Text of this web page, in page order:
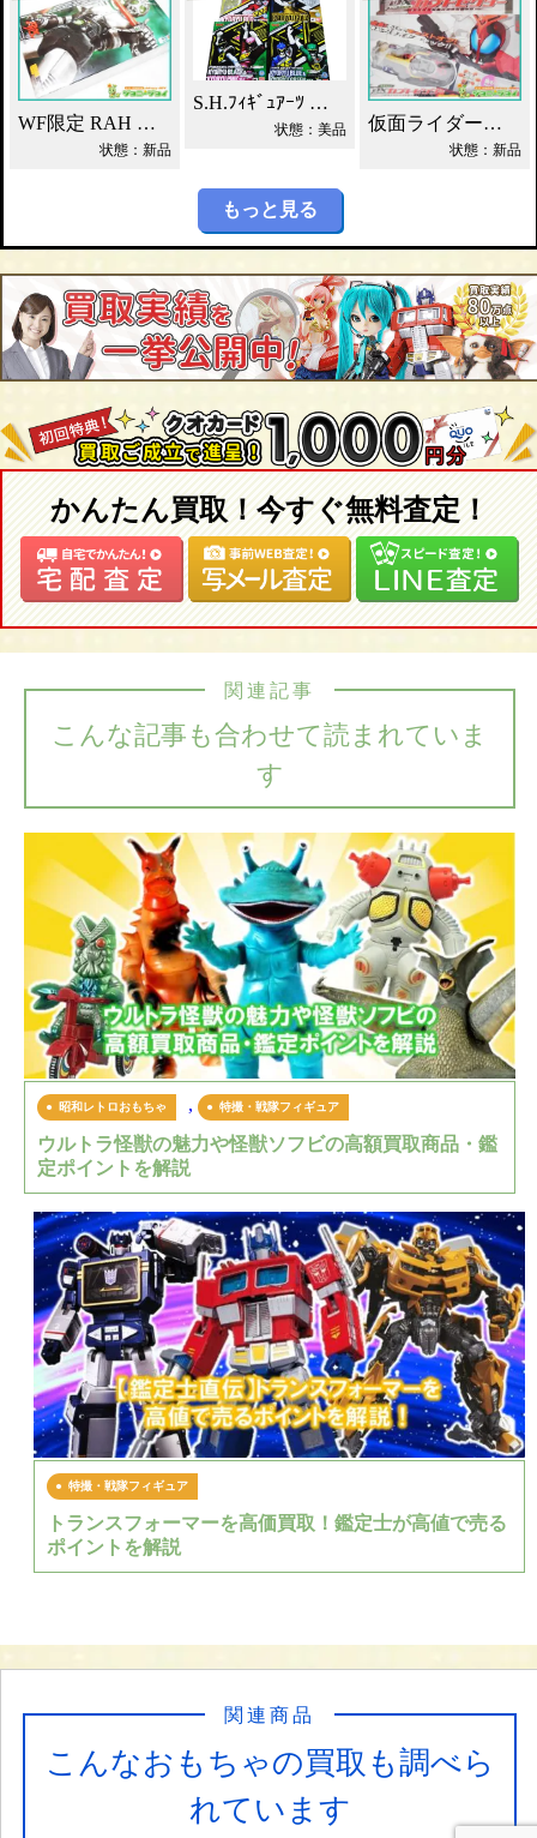
WF限定 RAH シャドームーン Ver.1.5 2012DX 買取！
状態：新品
S.H.ﾌｨｷﾞｭｱｰﾂ 獣電戦隊ｷｮｳﾘｭｳｼﾞｬｰ買取！
状態：美品 仮面ライダーカブト DXカブトゼクター買取！
状態：新品
もっと見る
かんたん買取！今すぐ無料査定！
こんな記事も合わせて読まれていま
す
関連記事
昭和レトロおもちゃ , 特撮・戦隊フィギュア
ウルトラ怪獣の魅力や怪獣ソフビの高額買取商品・鑑
定ポイントを解説
特撮・戦隊フィギュア
トランスフォーマーを高価買取！鑑定士が高値で売る
ポイントを解説
こんなおもちゃの買取も調べら
れています
関連商品